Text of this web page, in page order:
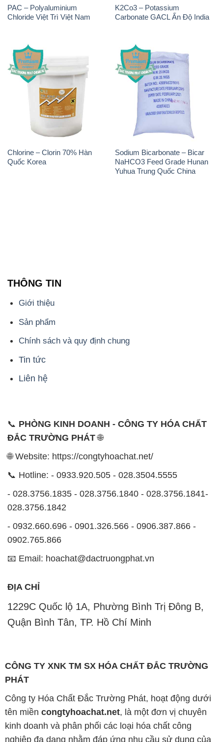
Chlorine – Clorin 70% Hàn
Quốc Korea
Sodium Bicarbonate – Bicar
NaHCO3 Feed Grade Hunan
Yuhua Trung Quốc China
Chính sách và quy định chung
Tin tức
Liên hệ
📞
PHÒNG KINH DOANH - CÔNG TY HÓA CHẤT
ĐẮC TRƯỜNG PHÁT
- 028.3756.1835 - 028.3756.1840 - 028.3756.1841-
0902.765.866
📧 Email: hoachat@dactruongphat.vn
ĐỊA CHỈ
1229C Quốc lộ 1A, Phường Bình Trị Đông B,
Quận Bình Tân, TP. Hồ Chí Minh
CÔNG TY XNK TM SX HÓA CHẤT ĐẮC TRƯỜNG
PHÁT
kinh doanh và phân phối các loại hóa chất công
nghiệp đa dạng nhằm đáp ứng nhu cầu sử dụng của
khách hàng một cách tốt nhất.
Chúng tôi cam kết đem đến sự hài lòng và đáp ứng
mọi nhu cầu của khách hàng với tiêu chí hàng đầu.
Với tầm nhìn đó, chúng tôi không chỉ cung cấp các